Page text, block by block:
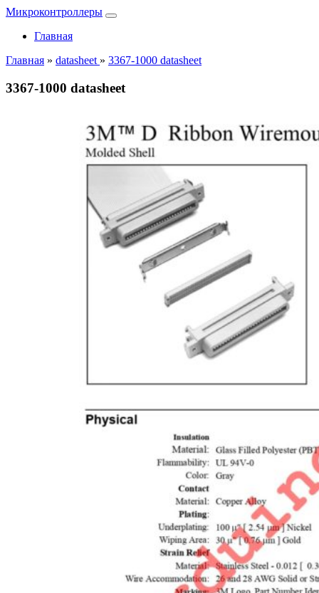
Микроконтроллеры
Главная
Главная » datasheet » 3367-1000 datasheet
3367-1000 datasheet